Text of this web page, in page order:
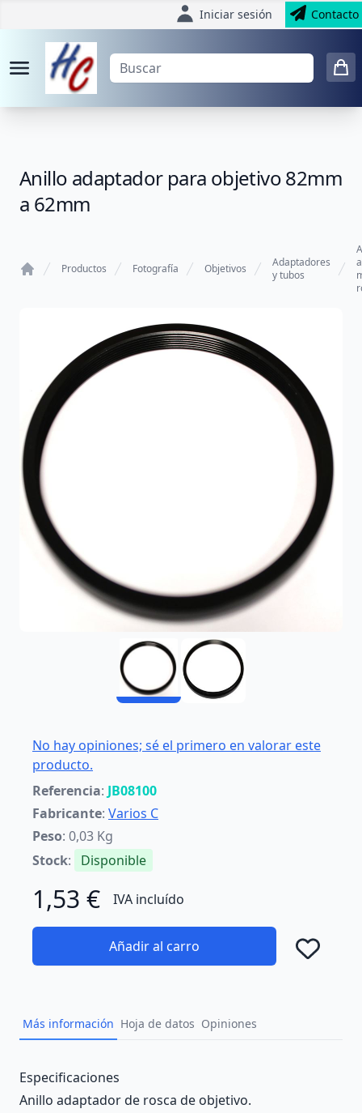
Iniciar sesión Contacto
Anillo adaptador para objetivo 82mm
a 62mm
Productos Fotografía Objetivos
Adaptadores
y tubos
No hay opiniones; sé el primero en valorar este
producto.
Referencia: JB08100
Fabricante: Varios C
Peso: 0,03 Kg
Stock: Disponible
1,53 € IVA incluído
Añadir al carro
Más información Hoja de datos Opiniones
Description
Especificaciones
Anillo adaptador de rosca de objetivo.